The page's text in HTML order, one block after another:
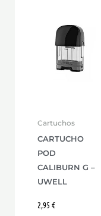
Cartuchos
CARTUCHO
POD
CALIBURN G –
UWELL
2,95 €